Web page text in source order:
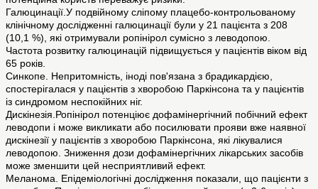
Галюцинації.У подвійному сліпому плацебо-контрольованому
клінічному дослідженні галюцинації були у 21 пацієнта з 208
(10,1 %), які отримували ропінірол сумісно з леводопою.
Частота розвитку галюцинацій підвищується у пацієнтів віком від
65 років.
Синкопе. Непритомність, іноді пов'язана з брадикардією,
спостерігалася у пацієнтів з хворобою Паркінсона та у пацієнтів
із синдромом неспокійних ніг.
Дискінезія.Ропінірол потенціює дофамінергічний побічний ефект
леводопи і може викликати або посилювати прояви вже наявної
дискінезії у пацієнтів з хворобою Паркінсона, які лікувалися
леводопою. Зниження дози дофамінергічних лікарських засобів
може зменшити цей несприятливий ефект.
Меланома. Епідеміологічні дослідження показали, що пацієнти з